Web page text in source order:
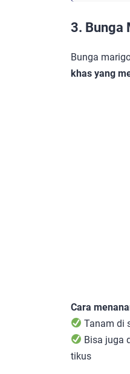
3. Bunga
Bunga
khas yang
Cara
Tanam di
Bisa juga
tikus